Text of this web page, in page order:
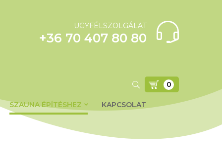
ÜGYFÉLSZOLGÁLAT
+36 70 407 80 80
0
SZAUNA ÉPÍTÉSHEZ KAPCSOLAT